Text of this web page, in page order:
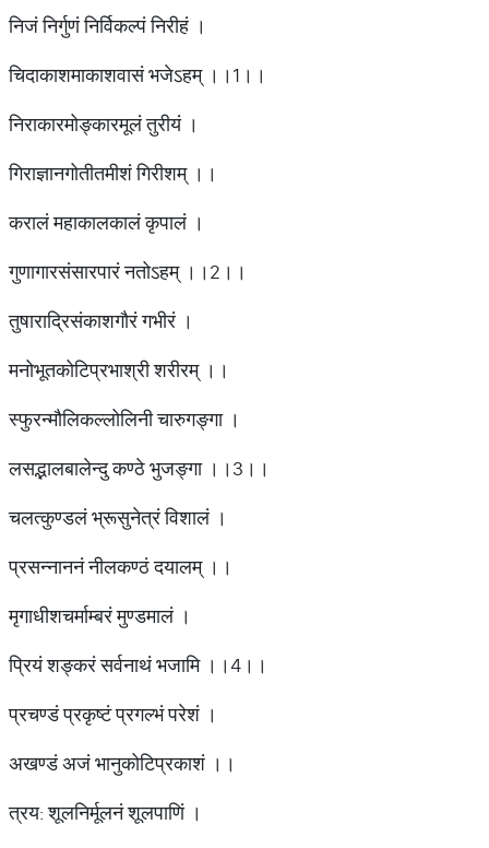
निजं निर्गुणं निर्विकल्पं निरीहं ।
चिदाकाशमाकाशवासं भजेऽहम् ।।1।।
निराकारमोङ्कारमूलं तुरीयं ।
गिराज्ञानगोतीतमीशं गिरीशम् ।।
करालं महाकालकालं कृपालं ।
गुणागारसंसारपारं नतोऽहम् ।।2।।
तुषाराद्रिसंकाशगौरं गभीरं ।
मनोभूतकोटिप्रभाश्री शरीरम् ।।
स्फुरन्मौलिकल्लोलिनी चारुगङ्गा ।
लसद्भालबालेन्दु कण्ठे भुजङ्गा ।।3।।
चलत्कुण्डलं भ्रूसुनेत्रं विशालं ।
प्रसन्नाननं नीलकण्ठं दयालम् ।।
मृगाधीशचर्माम्बरं मुण्डमालं ।
प्रियं शङ्करं सर्वनाथं भजामि ।।4।।
प्रचण्डं प्रकृष्टं प्रगल्भं परेशं ।
अखण्डं अजं भानुकोटिप्रकाशं ।।
त्रय: शूलनिर्मूलनं शूलपाणिं ।